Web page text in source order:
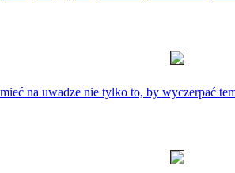
na uwadze nie tylko to, by wyczerpać